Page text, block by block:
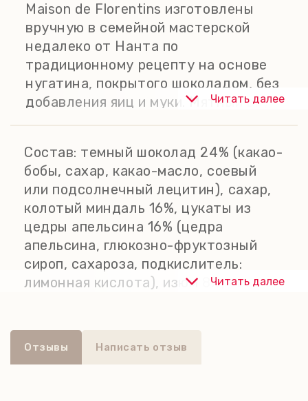
Maison de Florentins изготовлены
вручную в семейной мастерской
недалеко от Нанта по
традиционному рецепту на основе
нугатина, покрытого шоколадом, без
добавления яиц и муки. Мятный вкус
хрустящего миндального нугатина.
Если вам нравятся легендарные
шоколадные конфеты "After Eight",
вам понравится и это
флорентийское печенье с мятой и
темным шоколадом. Идеально с
кофе или чаем.
Без пальмового масла, без ГМО, без
Читать далее
Состав: темный шоколад 24% (какао-
бобы, сахар, какао-масло, соевый
или подсолнечный лецитин), сахар,
колотый миндаль 16%, цукаты из
цедры апельсина 16% (цедра
апельсина, глюкозно-фруктозный
сироп, сахароза, подкислитель:
лимонная кислота), изюм 8%, свежее
ароматизатор. Может содержать
Читать далее
Отзывы Написать отзыв